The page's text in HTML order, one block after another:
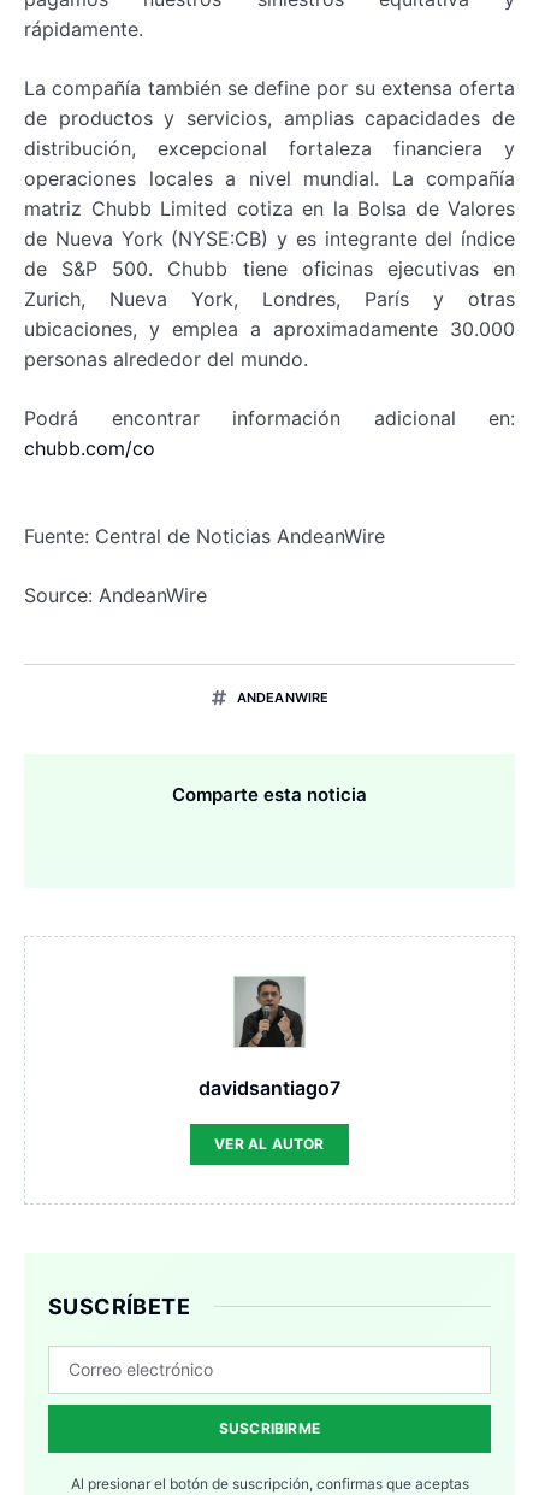
rápidamente.
La compañía también se define por su extensa oferta
de productos y servicios, amplias capacidades de
distribución, excepcional fortaleza financiera y
operaciones locales a nivel mundial. La compañía
matriz Chubb Limited cotiza en la Bolsa de Valores
de Nueva York (NYSE:CB) y es integrante del índice
de S&P 500. Chubb tiene oficinas ejecutivas en
Zurich, Nueva York, Londres, París y otras
ubicaciones, y emplea a aproximadamente 30.000
personas alrededor del mundo.
Podrá encontrar información adicional en:
chubb.com/co
Fuente: Central de Noticias AndeanWire
Source: AndeanWire
ANDEANWIRE
Comparte esta noticia
davidsantiago7
VER AL AUTOR
SUSCRÍBETE
SUSCRIBIRME
Al presionar el botón de suscripción, confirmas que aceptas